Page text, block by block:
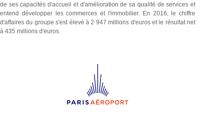
de ses capacités d'accueil et d'amélioration de sa qualité de services et
entend développer les commerces et l'immobilier. En 2016, le chiffre
d'affaires du groupe s'est élevé à 2 947 millions d'euros et le résultat net
à 435 millions d'euros.